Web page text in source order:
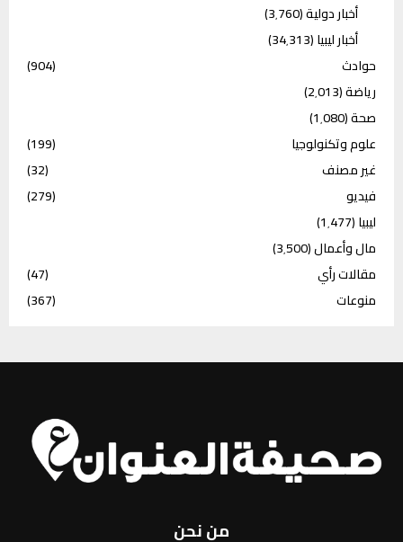
أخبار دولية(3٬760)
أخبار ليبيا(34٬313)
حوادث
(904)
رياضة(2٬013)
صحة(1٬080)
علوم وتكنولوجيا
(199)
غير مصنف
(32)
فيديو
(279)
ليبيا(1٬477)
مال وأعمال(3٬500)
مقالات رأي
(47)
منوعات
(367)
من نحن